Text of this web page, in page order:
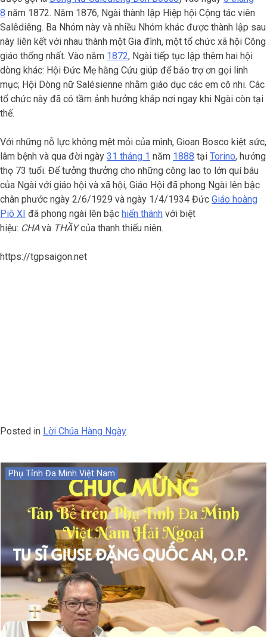
8 năm 1872. Năm 1876, Ngài thành lập Hiệp hội Cộng tác viên
Salêdiêng. Ba Nhóm này và nhiều Nhóm khác được thành lập sau
này liên kết với nhau thành một Gia đình, một tổ chức xã hội Công
giáo thống nhất. Vào năm 1872, Ngài tiếp tục lập thêm hai hội
dòng khác: Hội Đức Mẹ hằng Cứu giúp để bảo trợ ơn gọi linh
mục; Hội Dòng nữ Salésienne nhằm giáo dục các em cô nhi. Các
tổ chức này đã có tầm ảnh hưởng khắp nơi ngay khi Ngài còn tại
thế.
Với những nỗ lực không mệt mỏi của mình, Gioan Bosco kiệt sức,
lâm bệnh và qua đời ngày 31 tháng 1 năm 1888 tại Torino, hưởng
thọ 73 tuổi. Để tưởng thưởng cho những công lao to lớn quí báu
của Ngài với giáo hội và xã hội, Giáo Hội đã phong Ngài lên bậc
chân phước ngày 2/6/1929 và ngày 1/4/1934 Đức Giáo hoàng
Piô XI đã phong ngài lên bậc hiển thánh với biệt
hiệu: CHA và THẦYcủa thanh thiếu niên.
https://tgpsaigon.net
Posted in Lời Chúa Hàng Ngày
Phụ Tỉnh Đa Minh Việt Nam